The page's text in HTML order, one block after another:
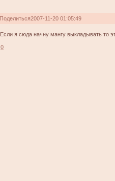
Поделиться2007-11-20 01:05:49
Если я сюда начну мангу выкладывать то
0